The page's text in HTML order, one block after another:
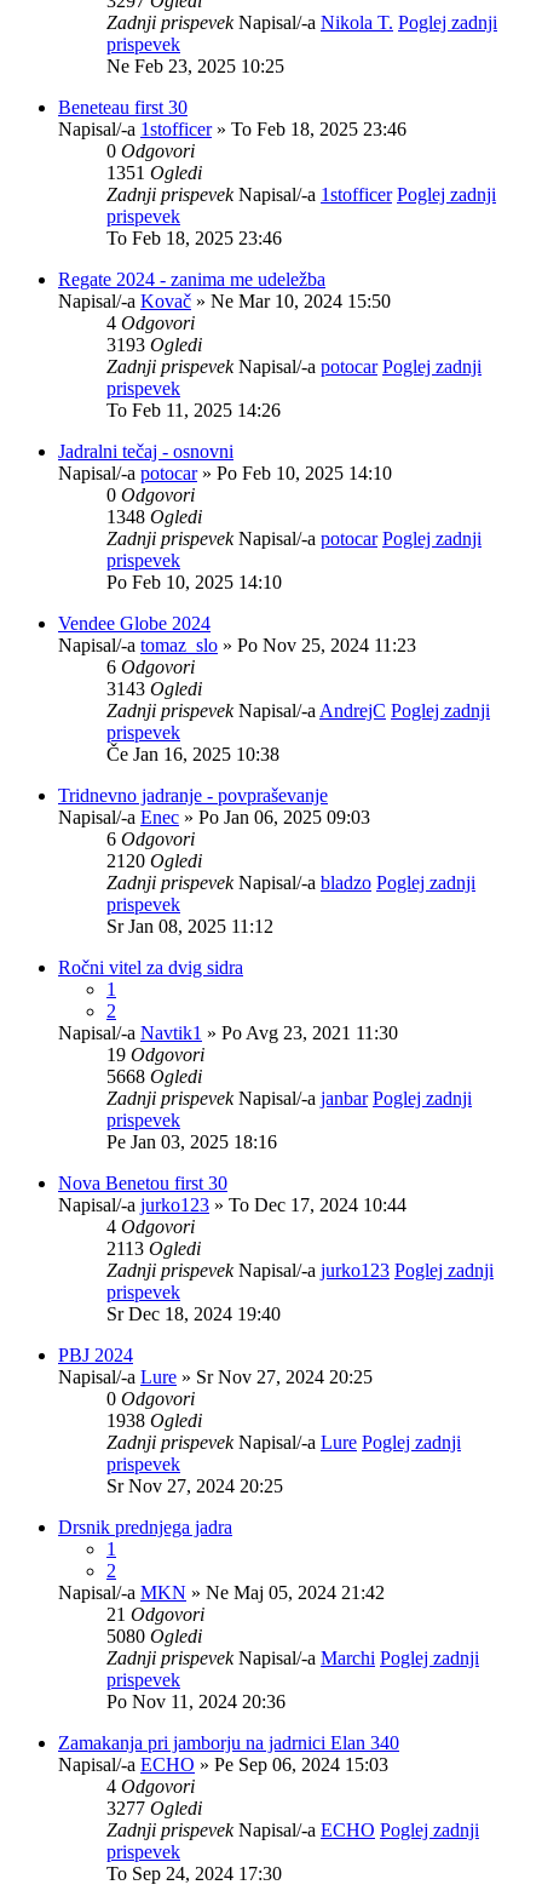
Zadnji prispevekNapisal/-a Nikola T. Poglej zadnji
prispevek
Ne Feb 23, 2025 10:25
Beneteau first 30
Napisal/-a 1stofficer» To Feb 18, 2025 23:46
0 Odgovori
1351 Ogledi
Zadnji prispevekNapisal/-a 1stofficer Poglej zadnji
prispevek
To Feb 18, 2025 23:46
Regate 2024 - zanima me udeležba
Napisal/-a Kovač » Ne Mar 10, 2024 15:50
4 Odgovori
3193 Ogledi
Zadnji prispevekNapisal/-a potocar Poglej zadnji
prispevek
To Feb 11, 2025 14:26
Jadralni tečaj - osnovni
Napisal/-a potocar» Po Feb 10, 2025 14:10
0 Odgovori
1348 Ogledi
Zadnji prispevekNapisal/-a potocar Poglej zadnji
prispevek
Po Feb 10, 2025 14:10
Vendee Globe 2024
Napisal/-a tomaz_slo » Po Nov 25, 2024 11:23
6 Odgovori
3143 Ogledi
Zadnji prispevekNapisal/-a AndrejC Poglej zadnji
prispevek
Če Jan 16, 2025 10:38
Tridnevno jadranje - povpraševanje
Napisal/-a Enec » Po Jan 06, 2025 09:03
6 Odgovori
2120 Ogledi
Zadnji prispevekNapisal/-a bladzo Poglej zadnji
prispevek
Sr Jan 08, 2025 11:12
Ročni vitel za dvig sidra
1
2
Napisal/-a Navtik1 » Po Avg 23, 2021 11:30
19 Odgovori
5668 Ogledi
Zadnji prispevekNapisal/-a janbar Poglej zadnji
prispevek
Pe Jan 03, 2025 18:16
Nova Benetou first 30
Napisal/-a jurko123 » To Dec 17, 2024 10:44
4 Odgovori
2113 Ogledi
Zadnji prispevekNapisal/-a jurko123 Poglej zadnji
prispevek
Sr Dec 18, 2024 19:40
PBJ 2024
Napisal/-a Lure » Sr Nov 27, 2024 20:25
0 Odgovori
1938 Ogledi
Zadnji prispevekNapisal/-a Lure Poglej zadnji
prispevek
Sr Nov 27, 2024 20:25
Drsnik prednjega jadra
1
2
Napisal/-a MKN » Ne Maj 05, 2024 21:42
21 Odgovori
5080 Ogledi
Zadnji prispevekNapisal/-a Marchi Poglej zadnji
prispevek
Po Nov 11, 2024 20:36
Zamakanja pri jamborju na jadrnici Elan 340
Napisal/-a ECHO » Pe Sep 06, 2024 15:03
4 Odgovori
3277 Ogledi
Zadnji prispevekNapisal/-a ECHO Poglej zadnji
prispevek
To Sep 24, 2024 17:30